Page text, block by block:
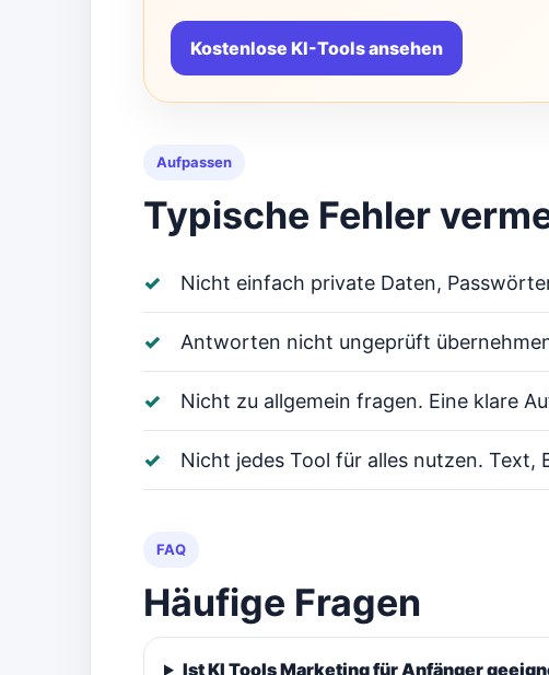
Kostenlose KI-Tools ansehen
Aufpassen
Typische Fehler
Nicht einfach private Daten,
Antworten nicht ungeprüft
Nicht zu allgemein fragen. Eine klare
Nicht jedes Tool für alles nutzen. Text,
FAQ
Häufige Fragen
Ist KI Tools Marketing für Anfänger